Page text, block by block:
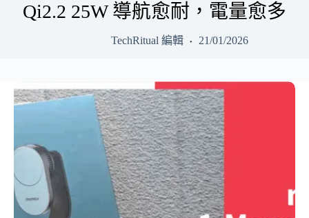
Qi2.2 25W 導航愈耐，電量愈多
TechRitual 編輯 21/01/2026